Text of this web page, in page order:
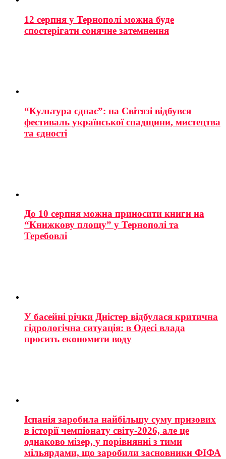
12 серпня у Тернополі можна буде
спостерігати сонячне затемнення
“Культура єднає”: на Світязі відбувся
фестиваль української спадщини, мистецтва
та єдності
До 10 серпня можна приносити книги на
“Книжкову площу” у Тернополі та
Теребовлі
У басейні річки Дністер відбулася критична
гідрологічна ситуація: в Одесі влада
просить економити воду
Іспанія заробила найбільшу суму призових
в історії чемпіонату світу-2026, але це
однаково мізер, у порівнянні з тими
мільярдами, що заробили засновники ФІФА